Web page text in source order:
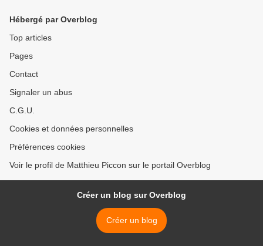
Hébergé par Overblog
Top articles
Pages
Contact
Signaler un abus
C.G.U.
Cookies et données personnelles
Préférences cookies
Voir le profil de Matthieu Piccon sur le portail Overblog
Créer un blog sur Overblog
Créer un blog